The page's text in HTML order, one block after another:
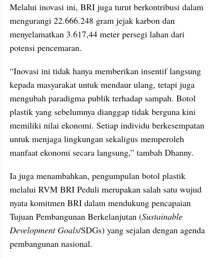
Melalui inovasi ini, BRI juga turut berkontribusi dalam
mengurangi 22.666.248 gram jejak karbon dan
menyelamatkan 3.617,44 meter persegi lahan dari
potensi pencemaran.
“Inovasi ini tidak hanya memberikan insentif langsung
kepada masyarakat untuk mendaur ulang, tetapi juga
mengubah paradigma publik terhadap sampah. Botol
plastik yang sebelumnya dianggap tidak berguna kini
memiliki nilai ekonomi. Setiap individu berkesempatan
untuk menjaga lingkungan sekaligus memperoleh
manfaat ekonomi secara langsung,” tambah Dhanny.
Ia juga menambahkan, pengumpulan botol plastik
melalui RVM BRI Peduli merupakan salah satu wujud
nyata komitmen BRI dalam mendukung pencapaian
Tujuan Pembangunan Berkelanjutan (Sustainable
Development Goals/SDGs) yang sejalan dengan agenda
pembangunan nasional.